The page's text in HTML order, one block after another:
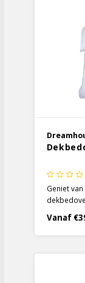
Geniet
Het
Vanaf